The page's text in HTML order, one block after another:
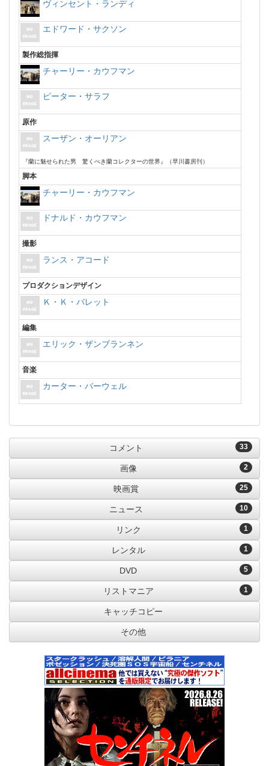
ヴィンセント・ランディ
エドワード・サクソン
製作総指揮
チャーリー・カウフマン
ピーター・サラフ
原作
スーザン・オーリアン
『蘭に魅せられた男 驚くべき蘭コレクターの世界』（早川書房刊）
脚本
チャーリー・カウフマン
ドナルド・カウフマン
撮影
ランス・アコード
プロダクションデザイン
Ｋ・Ｋ・バレット
編集
エリック・ザンブランネン
音楽
カーター・バーウェル
33
コメント
2
画像
25
映画賞
10
ニュース
1
リンク
1
レンタル
5
DVD
1
リストマニア
キャッチコピー
その他